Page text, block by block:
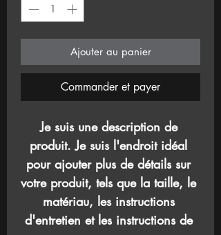
Ajouter au panier
Commander et payer
Je suis une description de
produit. Je suis l'endroit idéal
pour ajouter plus de détails sur
votre produit, tels que la taille, le
matériau, les instructions
d'entretien et les instructions de